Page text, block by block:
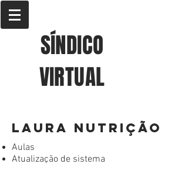
SÍNDICO
VIRTUAL
laura nutrição
Aulas
Atualização de sistema